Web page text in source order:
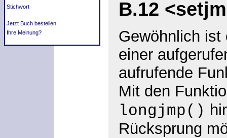
Stichwort
Jetzt Buch bestellen
Ihre Meinung?
B.12
Gewöhnlich
einer
aufrufende
Mit den
longjmp()
Rücksprung